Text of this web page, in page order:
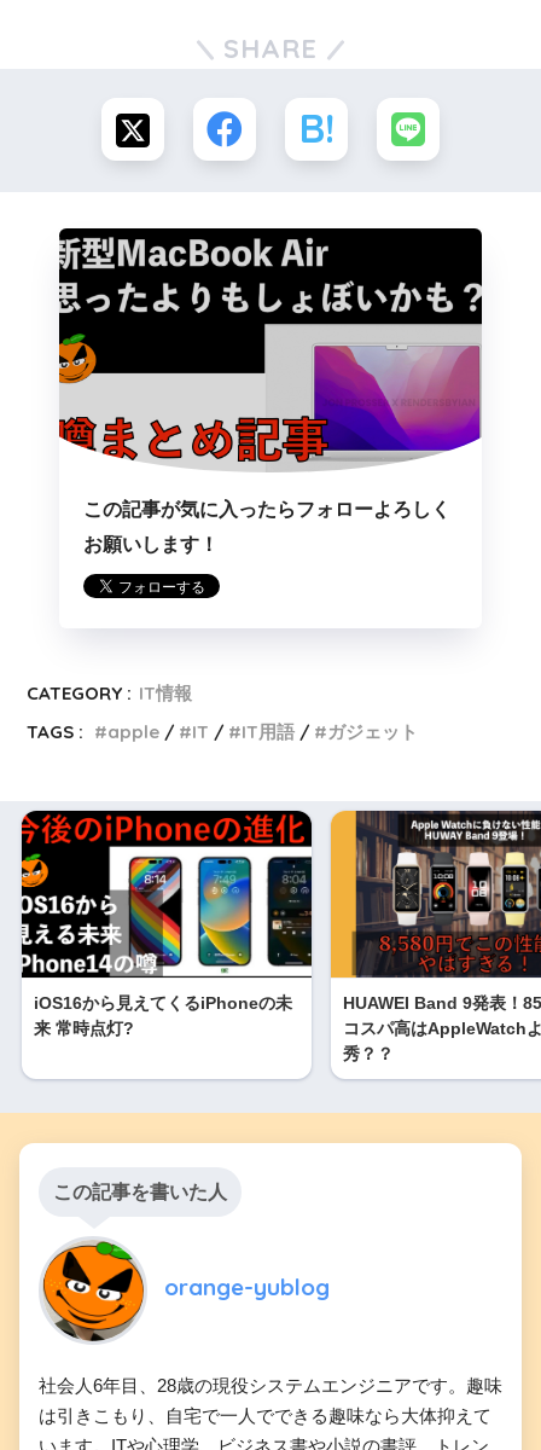
SHARE
この記事が気に入ったらフォローよろしく
お願いします！
CATEGORY : IT情報
TAGS :
apple IT IT用語 ガジェット
iOS16から見えてくるiPhoneの未
来 常時点灯?
HUAWEI Band 9発表！
コスパ高はAppleWatch
秀？？
この記事を書いた人
orange-yublog
社会人6年目、28歳の現役システムエンジニアです。趣味
は引きこもり、自宅で一人でできる趣味なら大体抑えて
います。ITや心理学、ビジネス書や小説の書評、トレン